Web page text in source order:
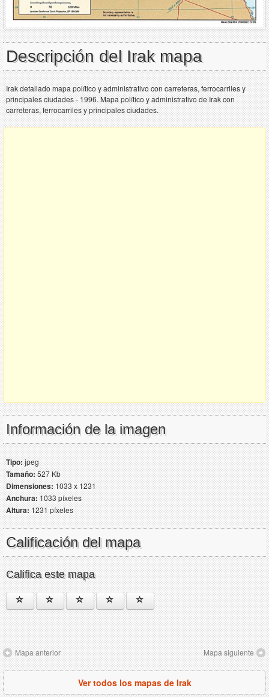
Descripción del Irak mapa
Irak detallado mapa político y administrativo con carreteras, ferrocarriles y
principales ciudades - 1996. Mapa político y administrativo de Irak con
carreteras, ferrocarriles y principales ciudades.
Información de la imagen
Tipo:jpeg
Tamaño:527 Kb
Dimensiones:1033 x 1231
Anchura:1033 píxeles
Altura:1231 píxeles
Calificación del mapa
Califica este mapa
Mapa anterior Mapa siguiente
Ver todos los mapas de Irak